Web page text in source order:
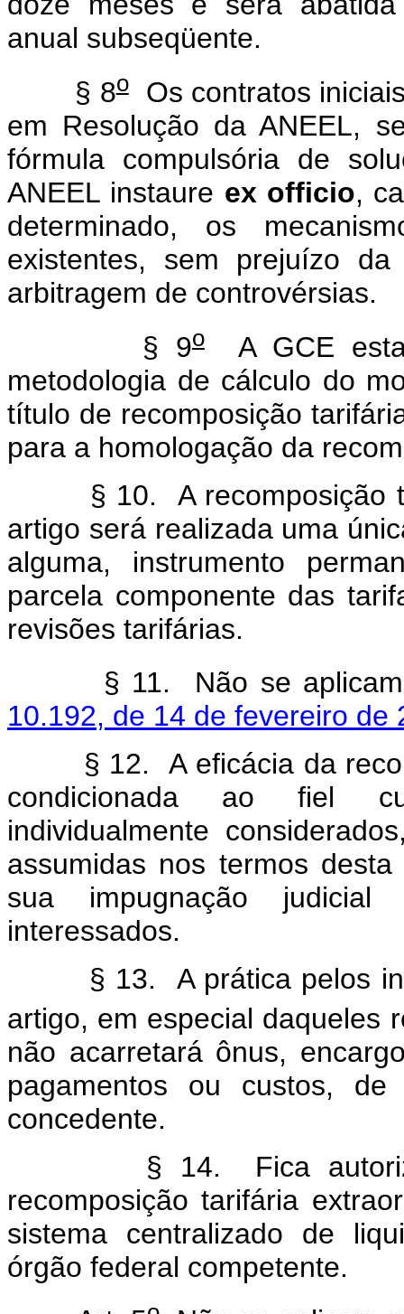
anual subseqüente.
§ 8oOs contratos
em Resolução da ANEEL,
fórmula compulsória de
ANEEL instaure ex officio,
determinado, os
existentes, sem prejuízo
arbitragem de controvérsias.
§ 9oA GCE
metodologia de cálculo do
título de recomposição
para a homologação da
§ 10. A recomposição
artigo será realizada uma
alguma, instrumento
parcela componente das
revisões tarifárias.
§ 11. Não se
10.192, de 14 de fevereiro de
§ 12. A eficácia da
condicionada ao fiel
individualmente
assumidas nos termos
sua impugnação judicial
interessados.
§ 13. A prática pelos
artigo, em especial daqueles
não acarretará ônus,
pagamentos ou custos,
concedente.
§ 14. Fica autorizado
recomposição tarifária
sistema centralizado de
órgão federal competente.